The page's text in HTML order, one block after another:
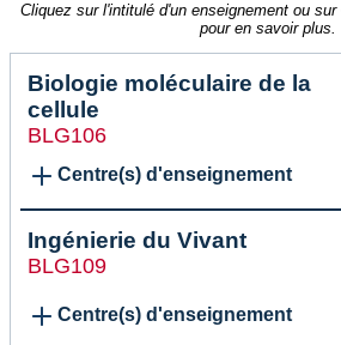
Cliquez sur l'intitulé d'un enseignement ou
pour en savoir plus.
Biologie moléculaire de la
cellule
BLG106
Centre(s) d'enseignement
Ingénierie du Vivant
BLG109
Centre(s) d'enseignement